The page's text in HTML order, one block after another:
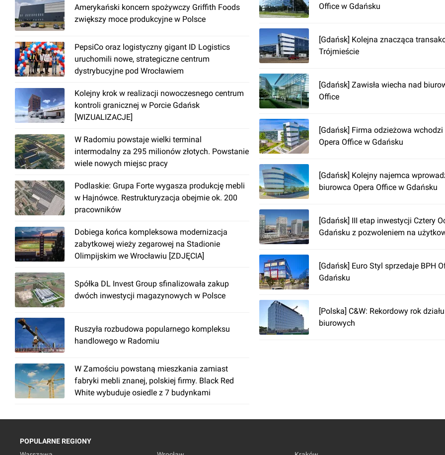
sieć komputerowa
światłowód
monitoring
otwierane okna
podłoga techniczna
recepcja
ochrona
czujniki dymu
podwieszany sufit
przewody telekomunikacyjne
dwa źródła zasilania
Amerykański koncern spożywczy Griffith Foods
zwiększy moce produkcyjne w Polsce
PepsiCo oraz logistyczny gigant ID Logistics
uruchomili nowe, strategiczne centrum
dystrybucyjne pod Wrocławiem
Kolejny krok w realizacji nowoczesnego centrum
kontroli granicznej w Porcie Gdańsk
[WIZUALIZACJE]
W Radomiu powstaje wielki terminal
intermodalny za 295 milionów złotych. Powstanie
wiele nowych miejsc pracy
Podlaskie: Grupa Forte wygasza produkcję mebli
w Hajnówce. Restrukturyzacja obejmie ok. 200
pracowników
Dobiega końca kompleksowa modernizacja
zabytkowej wieży zegarowej na Stadionie
Olimpijskim we Wrocławiu [ZDJĘCIA]
Spółka DL Invest Group sfinalizowała zakup
dwóch inwestycji magazynowych w Polsce
Ruszyła rozbudowa popularnego kompleksu
handlowego w Radomiu
W Zamościu powstaną mieszkania zamiast
fabryki mebli znanej, polskiej firmy. Black Red
White wybuduje osiedle z 7 budynkami
Office w Gdańsku
[Gdańsk] Kolejna znacząca
Trójmieście
[Gdańsk] Zawisła wiecha nad
Office
[Gdańsk] Firma odzieżowa
Opera Office w Gdańsku
[Gdańsk] Kolejny najemca
biurowca Opera Office w Gdańsku
[Gdańsk] III etap inwestycji Cztery
Gdańsku z pozwoleniem na
[Gdańsk] Euro Styl sprzedaje BPH
Gdańsku
[Polska] C&W: Rekordowy rok
biurowych
POPULARNE REGIONY